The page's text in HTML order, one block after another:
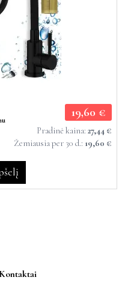
19,60 €
Pradinė kaina: 27,44 €
Žemiausia per 30 d.: 19,60 €
Kontaktai